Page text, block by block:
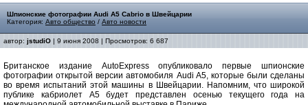
Шпионские фотографии Audi A5 Cabrio в Швейцарии
Категория: Авто общество / Авто новости
автор: jstudiO | 9 июня 2008 | Просмотров: 6 687
Британское издание AutoExpress опубликовало первые шпионские
фотографии открытой версии автомобиля Audi A5, которые были сделаны
во время испытаний этой машины в Швейцарии. Напомним, что широкой
публике кабриолет A5 будет представлен осенью текущего года на